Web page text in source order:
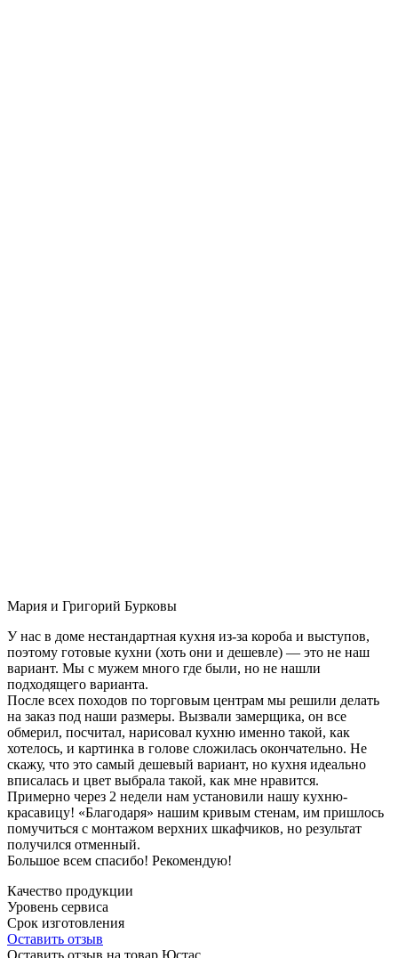
Мария и Григорий Бурковы
У нас в доме нестандартная кухня из-за короба и выступов,
поэтому готовые кухни (хоть они и дешевле) — это не наш
вариант. Мы с мужем много где были, но не нашли
подходящего варианта.
После всех походов по торговым центрам мы решили делать
на заказ под наши размеры. Вызвали замерщика, он все
обмерил, посчитал, нарисовал кухню именно такой, как
хотелось, и картинка в голове сложилась окончательно. Не
скажу, что это самый дешевый вариант, но кухня идеально
вписалась и цвет выбрала такой, как мне нравится.
Примерно через 2 недели нам установили нашу кухню-
красавицу! «Благодаря» нашим кривым стенам, им пришлось
помучиться с монтажом верхних шкафчиков, но результат
получился отменный.
Большое всем спасибо! Рекомендую!
Качество продукции
Уровень сервиса
Срок изготовления
Оставить отзыв
Оставить отзыв на товар Юстас